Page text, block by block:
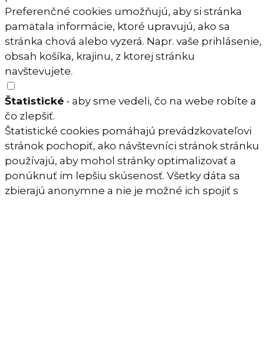
Preferenčné cookies umožňujú, aby si stránka
pamätala informácie, ktoré upravujú, ako sa
stránka chová alebo vyzerá. Napr. vaše prihlásenie,
obsah košíka, krajinu, z ktorej stránku
navštevujete.
Štatistické - aby sme vedeli, čo na webe robíte a
čo zlepšiť.
Štatistické cookies pomáhajú prevádzkovateľovi
stránok pochopiť, ako návštevníci stránok stránku
používajú, aby mohol stránky optimalizovať a
ponúknuť im lepšiu skúsenosť. Všetky dáta sa
zbierajú anonymne a nie je možné ich spojiť s